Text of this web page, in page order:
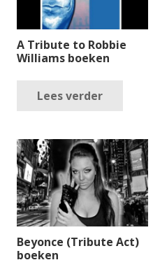
A Tribute to Robbie
Williams boeken
Lees verder
Beyonce (Tribute Act)
boeken